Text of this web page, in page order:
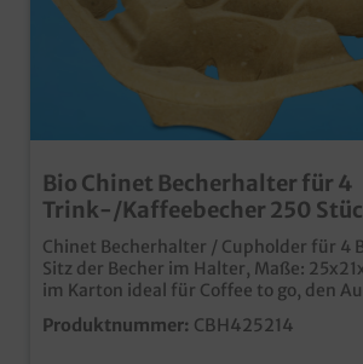
Bio Chinet Becherhalter für 4
Trink-/Kaffeebecher 250
Chinet Becherhalter / Cupholder für 4
Sitz der Becher im Halter, Maße:
im Karton ideal für Coffee to go, den Ausschank oder
Fastfood Bereich sicherer Transport von Trinkbechern
z.B. im Auto aus biologisch abbaubarem Holzschliff
Produktnummer: CBH425214